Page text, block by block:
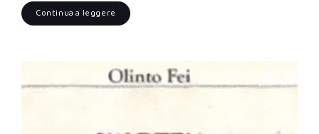
Continua a leggere